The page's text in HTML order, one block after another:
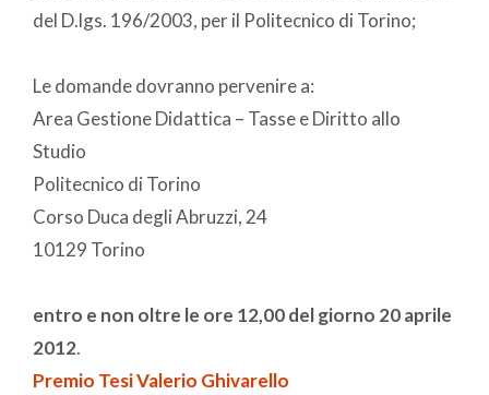
del D.lgs. 196/2003, per il Politecnico di Torino;
Le domande dovranno pervenire a:
Area Gestione Didattica – Tasse e Diritto allo
Studio
Politecnico di Torino
Corso Duca degli Abruzzi, 24
10129 Torino
entro e non oltre le ore 12,00 del giorno 20 aprile
2012.
Premio Tesi Valerio Ghivarello